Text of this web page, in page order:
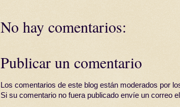
No hay comentarios:
Publicar un comentario
Los comentarios de este blog están moderados por
Si su comentario no fuera publicado envíe un correo